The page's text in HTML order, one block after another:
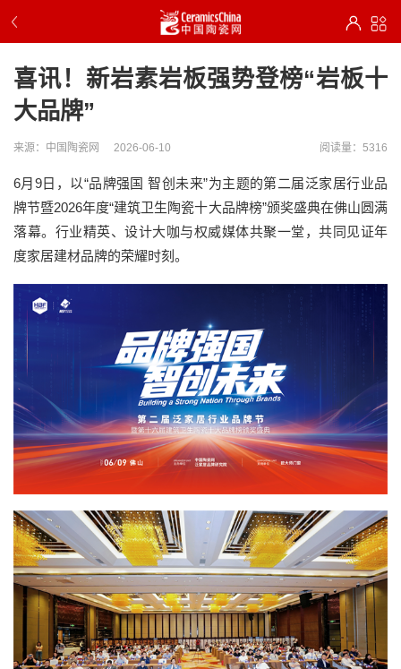
喜讯！新岩素岩板强势登榜“岩板十
大品牌”
来源：中国陶瓷网 2026-06-10 阅读量：5316
6月9日，以“品牌强国 智创未来”为主题的第二届泛家居行业品
牌节暨2026年度“建筑卫生陶瓷十大品牌榜”颁奖盛典在佛山圆满
落幕。行业精英、设计大咖与权威媒体共聚一堂，共同见证年
度家居建材品牌的荣耀时刻。